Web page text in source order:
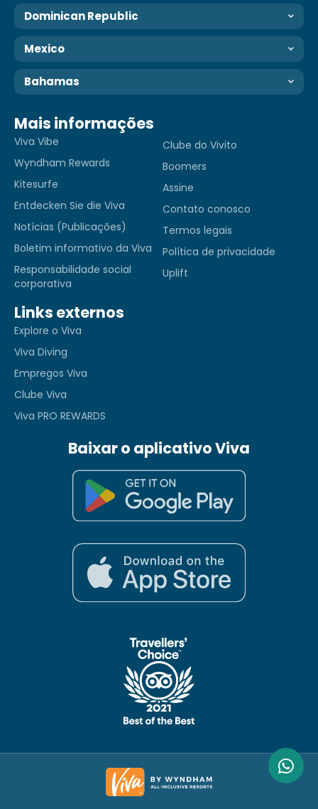
Dominican Republic
Mexico
Bahamas
Mais informações
Viva Vibe
Wyndham Rewards
Kitesurfe
Entdecken Sie die Viva
Notícias (Publicações)
Boletim informativo da Viva
Responsabilidade social
corporativa
Clube do Vivito
Boomers
Assine
Contato conosco
Termos legais
Política de privacidade
Uplift
Links externos
Explore o Viva
Viva Diving
Empregos Viva
Clube Viva
Viva PRO REWARDS
Baixar o aplicativo Viva